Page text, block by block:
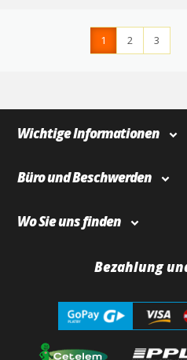
1 2
3
Wichtige Informationen
Büro und Beschwerden
Wo Sie uns finden
Bezahlung